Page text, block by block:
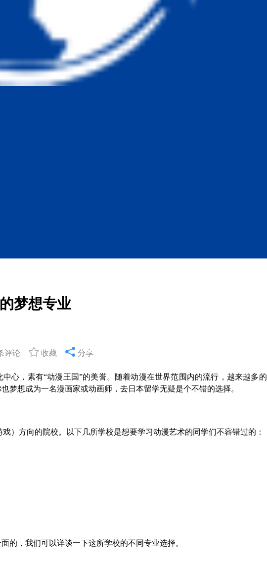
梦想专业
评论 收藏 分享
心，素有“动漫王国”的美誉。随着动漫在世界范围内的流行，越来越多的
梦想成为一名漫画家或动画师，去日本留学无疑是个不错的选择。
）方向的院校。以下几所学校是想要学习动漫艺术的同学们不容错过的：
的，我们可以详谈一下这所学校的不同专业选择。